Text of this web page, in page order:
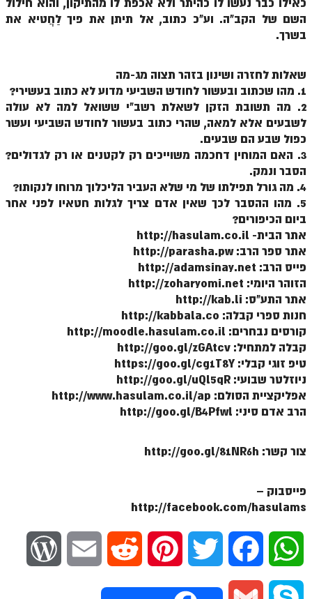
כאילו כבר נעשו לו כהיתר ולא אכפת לו מהתיקון, והוא חילול
השם של הקב"ה. וע"כ כתוב, אל תיתן את פיך לַחֲטיא את
בשרך.
שאלות לחזרה ושינון בזהר תצוה מג-מה
1. מהו שכתוב ובעשור לחודש השביעי מדוע לא כתוב בעשירי?
2. מה תשובת הזקן לשאלת רשב"י ששואל למה לא עולה
לשבעים אלא למאה, שהרי כתוב בעשור לחודש השביעי ועשר
כפול שבע הם שבעים.
3. האם המוחין דחכמה משוייכים רק לקטנים או רק לגדולים?
הסבר ונמק.
4. מה גורל תפילתו של מי שלא העביר הליכלוך מרוחו לנקותו?
5. מהו ההסבר לכך שאין אדם צריך לגלות חטאיו לפני אחר
ביום הכיפורים?
אתר הבית- http://hasulam.co.il
אתר ספר הרב: http://parasha.pw
פייס הרב: http://adamsinay.net
הזוהר היומי: http://zoharyomi.net
אתר התע"ס: http://kab.li
חנות ספרי קבלה: http://kabbala.co
קורסים נבחרים: http://moodle.hasulam.co.il
קבלה למתחיל: http://goo.gl/zGAtcv
טיפ זוגי קבלי: https://goo.gl/cg1T8Y
ניוזלטר שבועי: http://goo.gl/uQl5qR
אפליקציית הסולם: http://www.hasulam.co.il/ap
הרב אדם סיני: http://goo.gl/B4Pfwl
צור קשר: http://goo.gl/81NR6h
פייסבוק –
http://facebook.com/hasulams
h